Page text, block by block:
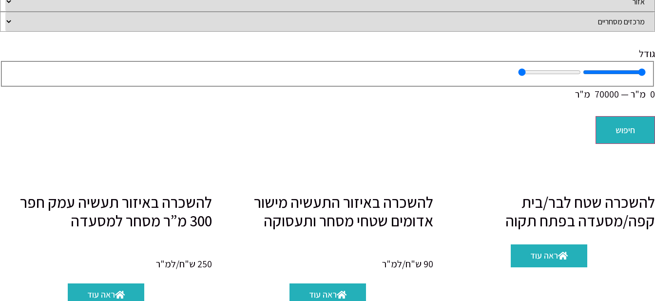
גודל
0 מ"ר—
70000 מ"ר
חיפוש
להשכרה שטח לבר/בית
קפה/מסעדה בפתח תקוה
ראה עוד
להשכרה באיזור התעשיה מישור
אדומים שטחי מסחר ותעסוקה
90 ש"ח/למ"ר
ראה עוד
להשכרה באיזור תעשיה עמק חפר
300 מ”ר מסחר למסעדה
250 ש"ח/למ"ר
ראה עוד